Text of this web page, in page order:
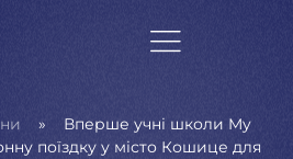
»
Вперше учні школи My
поїздку у місто Кошице для